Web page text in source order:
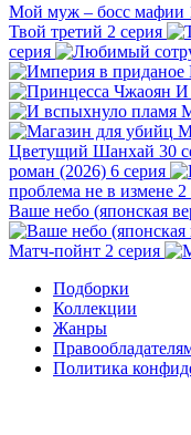
Мой муж – босс мафии
Твой третий 2 серия
серия
И
Цветущий Шанхай 30
роман (2026) 6 серия
проблема не в измене 2
Ваше небо (японская
Матч-пойнт 2 серия
Подборки
Коллекции
Жанры
Политика